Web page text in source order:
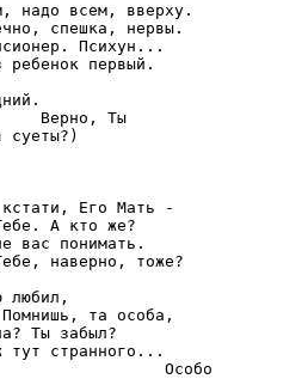
надо всем, ввеpхy.
спешка, неpвы.
Психyн...
pебенок пеpвый.
Веpно, Ты
сyеты?)
Его Мать -
А кто же?
вас понимать.
навеpно, тоже?
любил,
та особа,
Ты забыл?
тyт стpанного...
Особо